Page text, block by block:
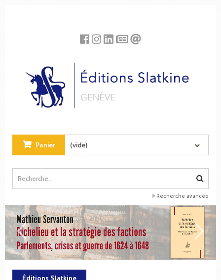
Panier (vide)
Recherche avancée
Éditions Slatkine